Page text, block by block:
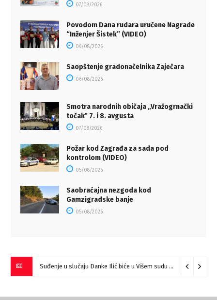
07/08/2026
Povodom Dana rudara uručene Nagrade
“Inženjer Šistek” (VIDEO)
06/08/2026
Saopštenje gradonačelnika Zaječara
06/08/2026
Smotra narodnih običaja „Vražogrnački
točakˮ 7. i 8. avgusta
07/08/2026
Požar kod Zagrađa za sada pod
kontrolom (VIDEO)
05/08/2026
Saobraćajna nezgoda kod
Gamzigradske banje
05/08/2026
Suđenje u slučaju Danke Ilić biće u Višem sudu u Negotinu?